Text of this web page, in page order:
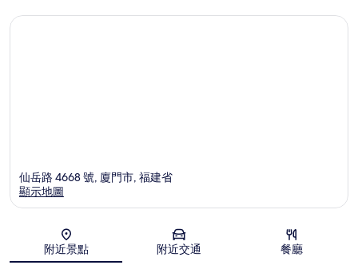
地圖
仙岳路 4668 號, 廈門市, 福建省
顯示地圖
附近景點 附近交通 餐廳